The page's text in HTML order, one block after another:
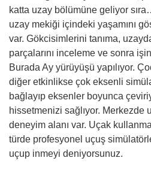
katta uzay bölümüne geliyor
uzay mekiği içindeki yaşamını
var. Gökcisimlerini tanıma,
parçalarını inceleme ve sonra
Burada Ay yürüyüşü yapılıyor.
diğer etkinlikse çok eksenli
bağlayıp eksenler boyunca
hissetmenizi sağlıyor. Merkezde
deneyim alanı var. Uçak
türde profesyonel uçuş
uçup inmeyi deniyorsunuz.